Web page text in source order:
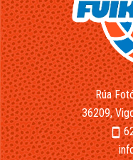
Rúa
36209,
smartphone